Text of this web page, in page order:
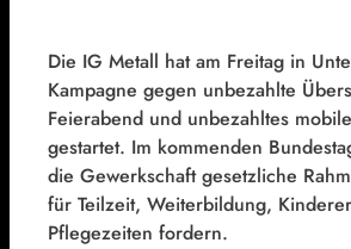
Die IG Metall hat am Freitag in
Kampagne gegen unbezahlte
Feierabend und unbezahltes
gestartet. Im kommenden
die Gewerkschaft gesetzliche
für Teilzeit, Weiterbildung,
Pflegezeiten fordern.